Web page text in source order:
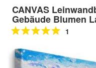
CANVAS
Gebäude Blumen
1